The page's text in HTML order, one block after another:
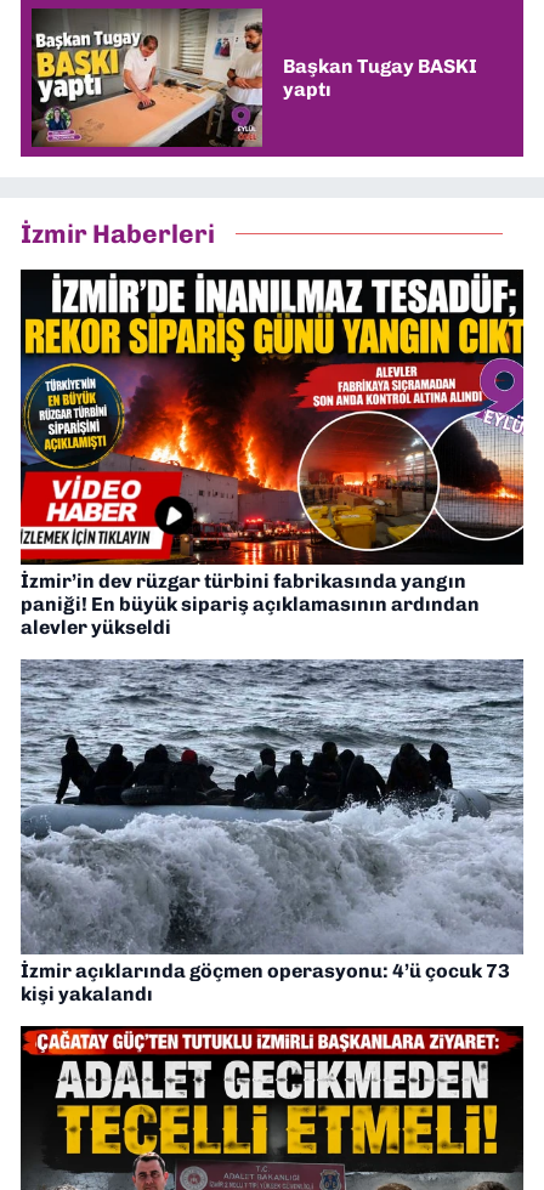
Başkan Tugay BASKI
yaptı
İzmir Haberleri
İzmir’in dev rüzgar türbini fabrikasında yangın
paniği! En büyük sipariş açıklamasının ardından
alevler yükseldi
İzmir açıklarında göçmen operasyonu: 4’ü çocuk 73
kişi yakalandı